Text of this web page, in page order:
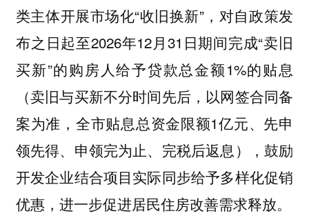
类主体开展市场化“收旧换新”，对自政策发
布之日起至2026年12月31日期间完成“卖旧
买新”的购房人给予贷款总金额1%的贴息
（卖旧与买新不分时间先后，以网签合同备
案为准，全市贴息总资金限额1亿元、先申
领先得、申领完为止、完税后返息），鼓励
开发企业结合项目实际同步给予多样化促销
优惠，进一步促进居民住房改善需求释放。